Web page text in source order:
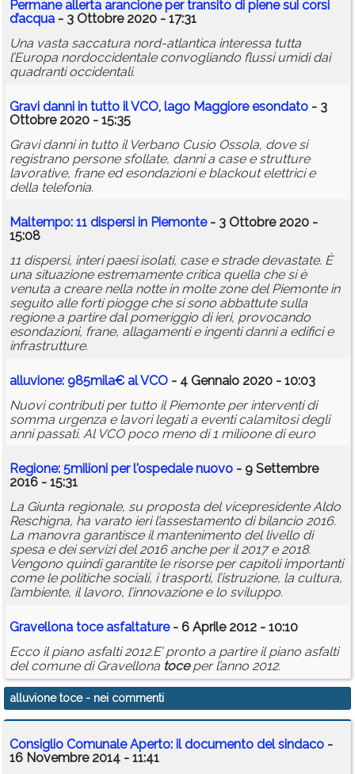
Permane allerta arancione per transito di piene sui corsi
d’acqua - 3 Ottobre 2020 - 17:31
Una vasta saccatura nord-atlantica interessa tutta
l’Europa nordoccidentale convogliando flussi umidi dai
quadranti occidentali.
Gravi danni in tutto il VCO, lago Maggiore esondato - 3
Ottobre 2020 - 15:35
Gravi danni in tutto il Verbano Cusio Ossola, dove si
registrano persone sfollate, danni a case e strutture
lavorative, frane ed esondazioni e blackout elettrici e
della telefonia.
Maltempo: 11 dispersi in Piemonte- 3 Ottobre 2020 -
15:08
11 dispersi, interi paesi isolati, case e strade devastate. È
una situazione estremamente critica quella che si è
venuta a creare nella notte in molte zone del Piemonte in
seguito alle forti piogge che si sono abbattute sulla
regione a partire dal pomeriggio di ieri, provocando
esondazioni, frane, allagamenti e ingenti danni a edifici e
infrastrutture.
alluvione: 985mila€ al VCO - 4 Gennaio 2020 - 10:03
Nuovi contributi per tutto il Piemonte per interventi di
somma urgenza e lavori legati a eventi calamitosi degli
anni passati. Al VCO poco meno di 1 milioone di euro
Regione: 5milioni per l'ospedale nuovo - 9 Settembre
2016 - 15:31
La Giunta regionale, su proposta del vicepresidente Aldo
Reschigna, ha varato ieri l’assestamento di bilancio 2016.
La manovra garantisce il mantenimento del livello di
spesa e dei servizi del 2016 anche per il 2017 e 2018.
Vengono quindi garantite le risorse per capitoli importanti
come le politiche sociali, i trasporti, l’istruzione, la cultura,
l’ambiente, il lavoro, l’innovazione e lo sviluppo.
Gravellona toceasfaltature- 6 Aprile 2012 - 10:10
Ecco il piano asfalti 2012.E’ pronto a partire il piano asfalti
del comune di Gravellona toceper l’anno 2012.
alluvione toce- nei commenti
Consiglio Comunale Aperto: il documento del sindaco -
16 Novembre 2014 - 11:41